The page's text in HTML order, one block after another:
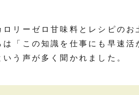
ロリーゼロ甘味料とレシピのお
は「この知識を仕事にも早速
いう声が多く聞かれました。